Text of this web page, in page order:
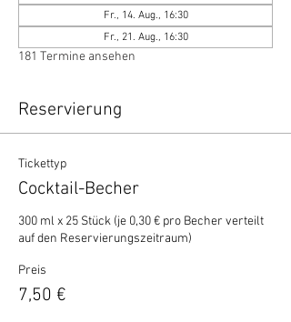
Fr., 14. Aug., 16:30
Fr., 21. Aug., 16:30
181 Termine ansehen
Reservierung
Tickettyp
Cocktail-Becher
300 ml x 25 Stück (je 0,30 € pro Becher verteilt
auf den Reservierungszeitraum)
Preis
7,50 €